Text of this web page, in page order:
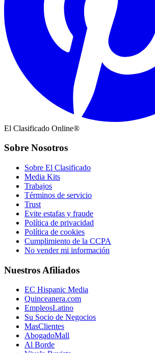
El Clasificado Online®
Sobre Nosotros
Sobre El Clasificado
Media Kits
Trabajos
Términos de servicio
Trust
Evite estafas y fraude
Política de privacidad
Política de cookies
Cumplimiento de la CCPA
No vender mi información
Nuestros Afiliados
EC Hispanic Media
Quinceanera.com
EmpleosLatino
Su Socio de Negocios
MasClientes
AbogadoMall
Al Borde